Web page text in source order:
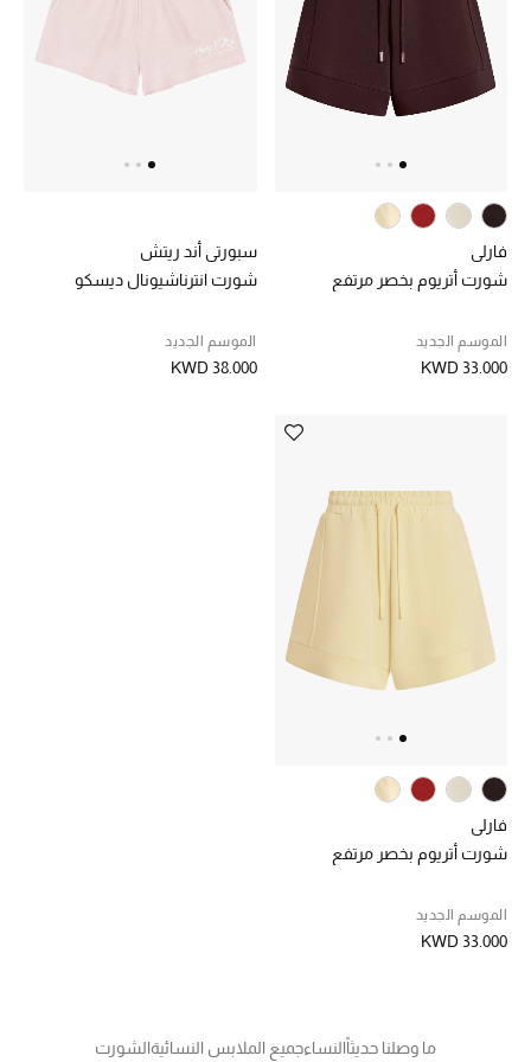
خصم حتى 70%
تسوقوا الآن
ما وصلنا حديثاً
النساء
أحذية النسائية
الرجال
الجمال
الأطفال
المجوهرات
فارلي
شورت أتريوم بخصر مرتفع
الموسم الجديد
KWD 33.000
سبورتي أند ريتش
شورت انترناشيونال ديسكو
الموسم الجديد
KWD 38.000
فارلي
شورت أتريوم بخصر مرتفع
الموسم الجديد
KWD 33.000
ما وصلنا حديثاًالنساءجميع الملابس النسائيةالشورت